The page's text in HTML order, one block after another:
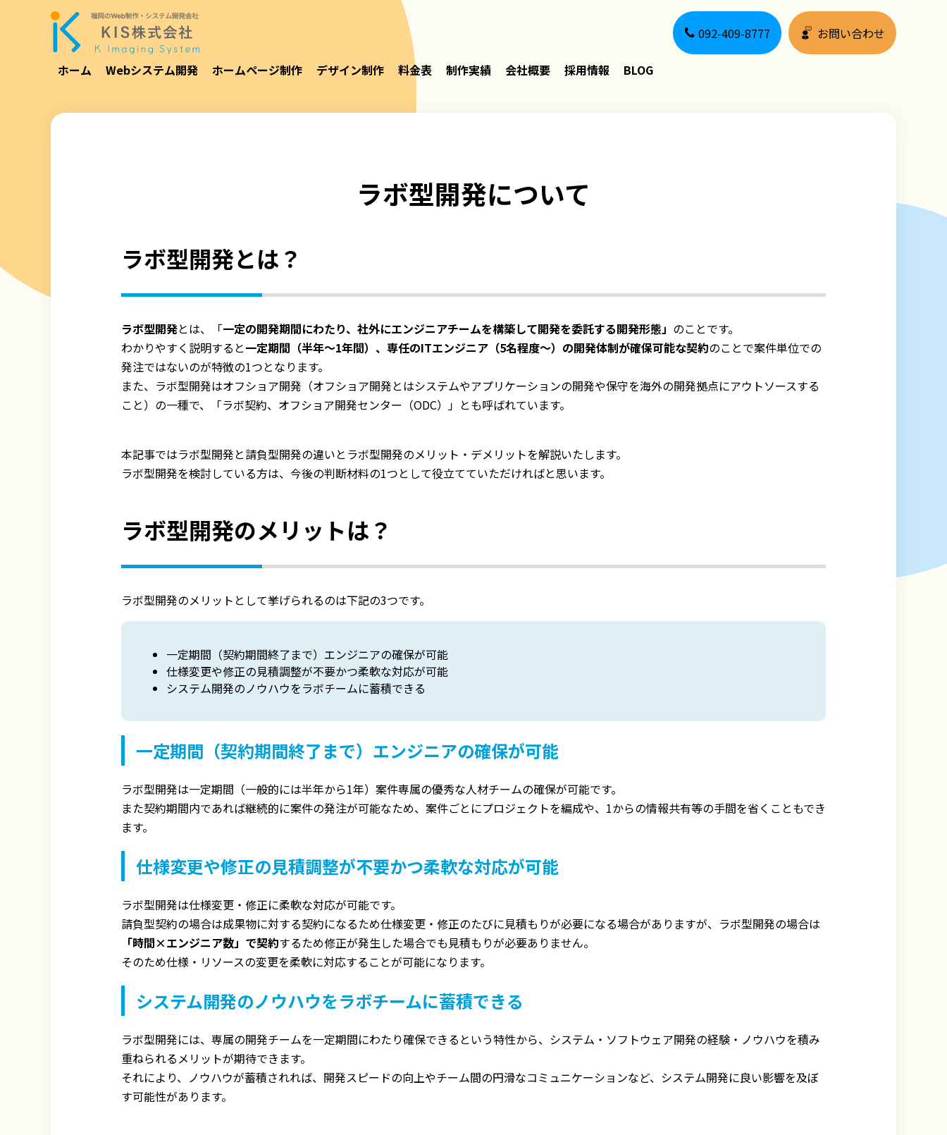
092-409-8777 お問い合わせ
ホーム Webシステム開発 ホームページ制作 デザイン制作 料金表 制作実績 会社概要 採用情報 BLOG
ラボ型開発について
ラボ型開発とは？
ラボ型開発とは、「一定の開発期間にわたり、社外にエンジニアチームを構築して開発を委託する開発形態」 のことです。
わかりやすく説明すると一定期間（半年～1年間）、専任のITエンジニア（5名程度～）の開発体制が確保可能な契約のことで案件単位での
発注ではないのが特徴の1つとなります。
また、ラボ型開発はオフショア開発（オフショア開発とはシステムやアプリケーションの開発や保守を海外の開発拠点にアウトソースする
こと）の一種で、「ラボ契約、オフショア開発センター（ODC）」とも呼ばれています。
本記事ではラボ型開発と請負型開発の違いとラボ型開発のメリット・デメリットを解説いたします。
ラボ型開発を検討している方は、今後の判断材料の1つとして役立てていただければと思います。
ラボ型開発のメリットは？
ラボ型開発のメリットとして挙げられるのは下記の3つです。
一定期間（契約期間終了まで）エンジニアの確保が可能
仕様変更や修正の見積調整が不要かつ柔軟な対応が可能
システム開発のノウハウをラボチームに蓄積できる
一定期間（契約期間終了まで）エンジニアの確保が可能
ラボ型開発は一定期間（一般的には半年から1年）案件専属の優秀な人材チームの確保が可能です。
また契約期間内であれば継続的に案件の発注が可能なため、案件ごとにプロジェクトを編成や、1からの情報共有等の手間を省くこともでき
ます。
仕様変更や修正の見積調整が不要かつ柔軟な対応が可能
ラボ型開発は仕様変更・修正に柔軟な対応が可能です。
請負型契約の場合は成果物に対する契約になるため仕様変更・修正のたびに見積もりが必要になる場合がありますが、ラボ型開発の場合は
「時間×エンジニア数」で契約するため修正が発生した場合でも見積もりが必要ありません。
そのため仕様・リソースの変更を柔軟に対応することが可能になります。
システム開発のノウハウをラボチームに蓄積できる
ラボ型開発には、専属の開発チームを一定期間にわたり確保できるという特性から、システム・ソフトウェア開発の経験・ノウハウを積み
重ねられるメリットが期待できます。
それにより、ノウハウが蓄積されれば、開発スピードの向上やチーム間の円滑なコミュニケーションなど、システム開発に良い影響を及ぼ
す可能性があります。